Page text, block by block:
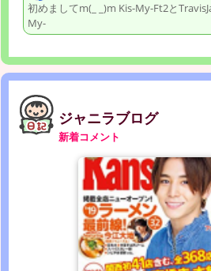
初めましてm(_ _)m Kis-My-Ft2と
My-
ジャニラブログ
新着コメント